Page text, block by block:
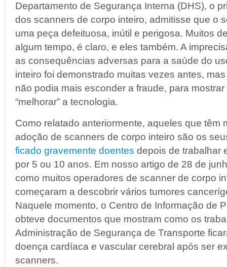
Departamento de Segurança Interna (DHS), o
dos scanners de corpo inteiro, admitisse que o
uma peça defeituosa, inútil e perigosa. Muitos
algum tempo, é claro, e eles também. A
as consequências adversas para a saúde do
inteiro foi demonstrado muitas vezes antes,
não podia mais esconder a fraude, para
“melhorar” a tecnologia.
Como relatado anteriormente, aqueles que têm
adoção de scanners de corpo inteiro são os
ficado gravemente doentes depois de trabalhar
por 5 ou 10 anos. Em nosso artigo de 28 de
como muitos operadores de scanner de corpo
começaram a descobrir vários tumores
Naquele momento, o Centro de Informação de
obteve documentos que mostram como os
Administração de Segurança de Transporte
doença cardíaca e vascular cerebral após ser
scanners.